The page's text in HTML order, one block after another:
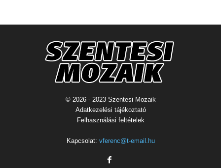
© 2026 - 2023 Szentesi Mozaik
Adatkezelési tájékoztató
Felhasználási feltételek
Kapcsolat: vferenc@t-email.hu